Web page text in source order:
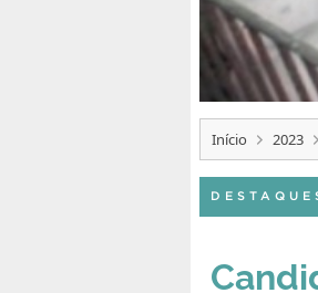
Início 2023